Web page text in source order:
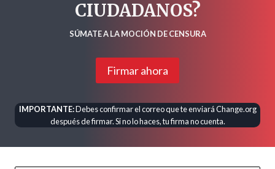
CIUDADANOS?
SÚMATE A LA MOCIÓN DE CENSURA
Firmar ahora
IMPORTANTE:Debes confirmar el correo que te enviará Change.org
después de firmar. Si no lo haces, tu firma no cuenta.